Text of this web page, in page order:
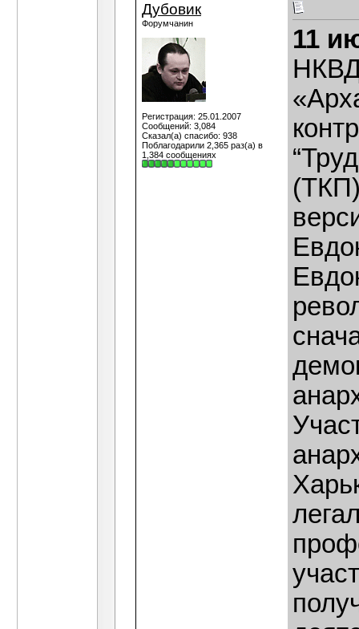
Дубовик
Форумчанин
Регистрация: 25.01.2007
Сообщений: 3,084
Сказал(а) спасибо: 938
Поблагодарили 2,365 раз(а) в
1,384 сообщениях
11